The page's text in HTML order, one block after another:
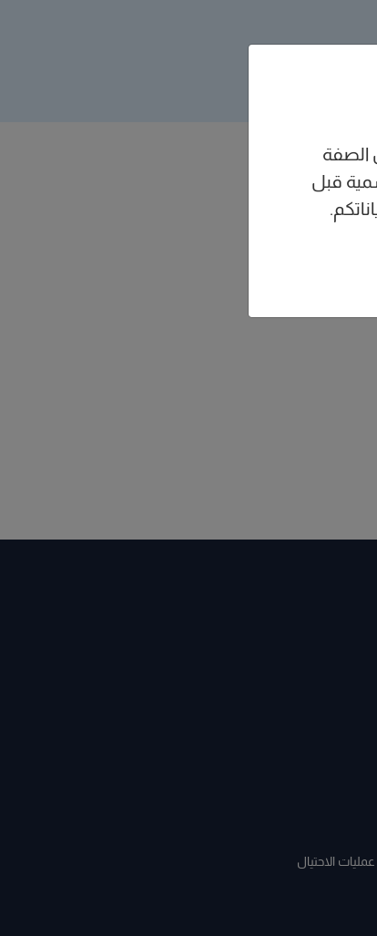
الاحتيال
الصفة
قبل